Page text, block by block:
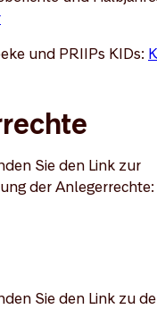
und PRIIPs KIDs:
Sie den Link zur
der Anlegerrechte:
Sie den Link zu